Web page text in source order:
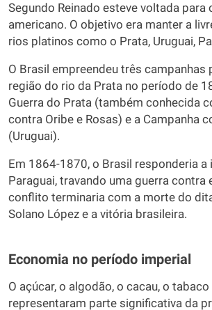
Segundo Reinado esteve voltada para
americano. O objetivo era manter a
rios platinos como o Prata, Uruguai,
O Brasil empreendeu três campanhas
região do rio da Prata no período de
Guerra do Prata (também conhecida
contra Oribe e Rosas) e a Campanha
(Uruguai).
Em 1864-1870, o Brasil responderia a
Paraguai, travando uma guerra contra
conflito terminaria com a morte do
Solano López e a vitória brasileira.
Economia no período imperial
O açúcar, o algodão, o cacau, o
representaram parte significativa da